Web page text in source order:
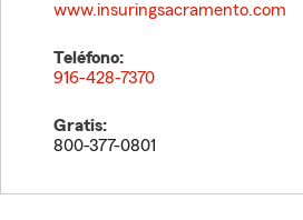
www.insuringsacramento.com
Teléfono:
916-428-7370
Gratis:
800-377-0801